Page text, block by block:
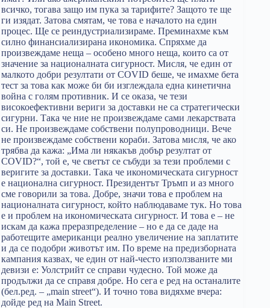
всичко, тогава защо им пука за тарифите? Защото те ще
ги изядат. Затова смятам, че това е началото на един
процес. Ще се реиндустриализираме. Преминахме към
силно финансиализирана икономика. Спряхме да
произвеждаме неща – особено много неща, които са от
значение за националната сигурност. Мисля, че един от
малкото добри резултати от COVID беше, че имахме бета
тест за това как може би би изглеждала една кинетична
война с голям противник. И се оказа, че тези
високоефективни вериги за доставки не са стратегически
сигурни. Така че ние не произвеждаме сами лекарствата
си. Не произвеждаме собствени полупроводници. Вече
не произвеждаме собствени кораби. Затова мисля, че ако
трябва да кажа: „Има ли някакъв добър резултат от
COVID?“, той е, че светът се събуди за тези проблеми с
веригите за доставки. Така че икономическата сигурност
е национална сигурност. Президентът Тръмп и аз много
сме говорили за това. Добре, значи това е проблем на
националната сигурност, който наблюдаваме тук. Но това
е и проблем на икономическата сигурност. И това е – не
искам да кажа преразпределение – но е да се даде на
работещите американци реално увеличение на заплатите
и да се подобри животът им. По време на предизборната
кампания казвах, че един от най-често използваните ми
девизи е: Уолстрийт се справи чудесно. Той може да
продължи да се справя добре. Но сега е ред на останалите
(бел.ред. – „main street“). И точно това видяхме вчера:
дойде ред на Main Street.